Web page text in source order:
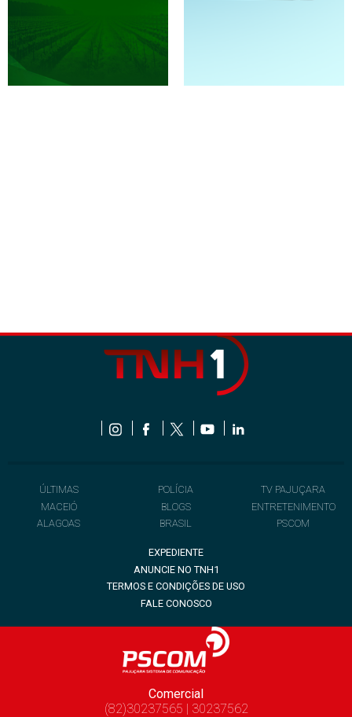
ÚLTIMAS
MACEIÓ
ALAGOAS
POLÍCIA
BLOGS
BRASIL
TV PAJUÇARA
ENTRETENIMENTO
PSCOM
EXPEDIENTE
ANUNCIE NO TNH1
TERMOS E CONDIÇÕES DE USO
FALE CONOSCO
Comercial
(82)30237565 | 30237562